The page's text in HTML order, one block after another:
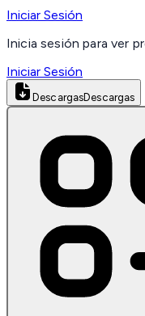
Iniciar Sesión
Inicia sesión para ver
Iniciar Sesión
DescargasDescargas